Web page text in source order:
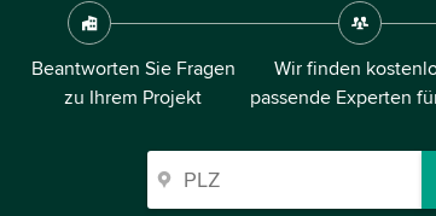
Beantworten Sie Fragen
zu Ihrem Projekt
Wir finden
passende Experten